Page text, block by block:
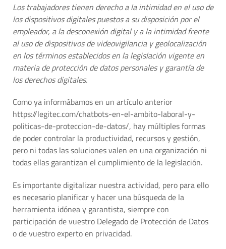
Los trabajadores tienen derecho a la intimidad en el uso de
los dispositivos digitales puestos a su disposición por el
empleador, a la desconexión digital y a la intimidad frente
al uso de dispositivos de videovigilancia y geolocalización
en los términos establecidos en la legislación vigente en
materia de protección de datos personales y garantía de
los derechos digitales.
Como ya informábamos en un artículo anterior
https://legitec.com/chatbots-en-el-ambito-laboral-y-
politicas-de-proteccion-de-datos/, hay múltiples formas
de poder controlar la productividad, recursos y gestión,
pero ni todas las soluciones valen en una organización ni
todas ellas garantizan el cumplimiento de la legislación.
Es importante digitalizar nuestra actividad, pero para ello
es necesario planificar y hacer una búsqueda de la
herramienta idónea y garantista, siempre con
participación de vuestro Delegado de Protección de Datos
o de vuestro experto en privacidad.